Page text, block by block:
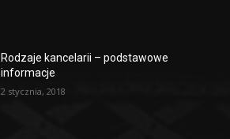
Rodzaje kancelarii – podstawowe
informacje
2 stycznia, 2018